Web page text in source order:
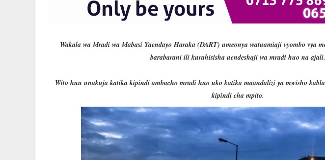
Wakala wa Mradi wa Mabasi Yaendayo Haraka (DART) umeonya watuamiaji vyombo vya
barabarani ili kurahisisha uendeshaji wa mradi huo na ajali.
Wito huu unakuja katika kipindi ambacho mradi huo uko katika maandalizi ya mwisho
kipindi cha mpito.